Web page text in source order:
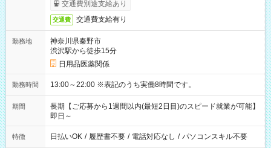
交通費別途支給あり
交通費 交通費支給有り
勤務地
神奈川県秦野市
渋沢駅から徒歩15分
日用品医薬関係
勤務時間 13:00～22:00 ※表記のうち実働8時間です。
期間
長期【ご応募から1週間以内(最短2日目)のスピード就業が可能】
即日～
特徴 日払いOK / 履歴書不要 / 電話対応なし / パソコンスキル不要